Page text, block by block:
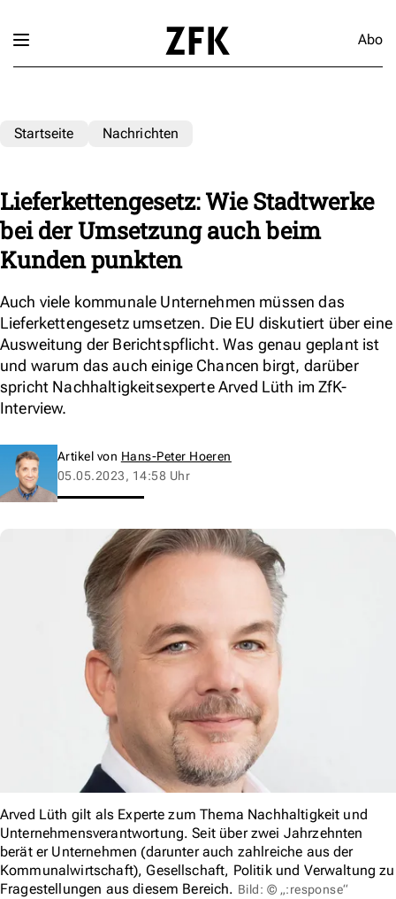
Abo
Startseite Nachrichten
Lieferkettengesetz: Wie Stadtwerke
bei der Umsetzung auch beim
Kunden punkten
Auch viele kommunale Unternehmen müssen das
Lieferkettengesetz umsetzen. Die EU diskutiert über eine
Ausweitung der Berichtspflicht. Was genau geplant ist
und warum das auch einige Chancen birgt, darüber
spricht Nachhaltigkeitsexperte Arved Lüth im ZfK-
Interview.
Artikel von Hans-Peter Hoeren
05.05.2023, 14:58 Uhr
Arved Lüth gilt als Experte zum Thema Nachhaltigkeit und
Unternehmensverantwortung. Seit über zwei Jahrzehnten
berät er Unternehmen (darunter auch zahlreiche aus der
Kommunalwirtschaft), Gesellschaft, Politik und Verwaltung zu
Fragestellungen aus diesem Bereich. Bild: © „:response“